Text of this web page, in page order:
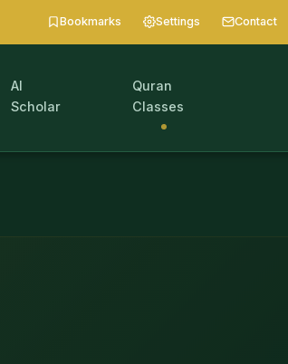
Bookmarks Settings Contact
AI
Scholar
Quran
Classes